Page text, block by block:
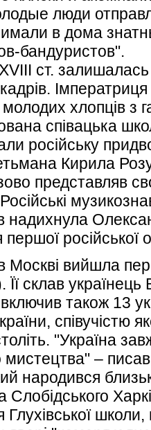
люди
в дома
бандуристов".
ст.
молодих хлопців з
співацька
російську
Кирила
представляв
надихнула
першої
Москві вийшла
Її склав
включив також 13
співучістю
"Україна
мистецтва" –
народився
Глухівської